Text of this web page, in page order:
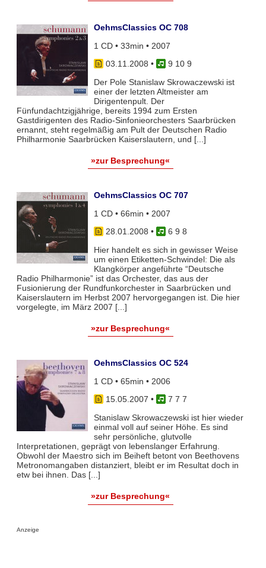
OehmsClassics OC 708
1 CD • 33min • 2007
03.11.2008 •
9 10 9
Der Pole Stanislaw Skrowaczewski ist
einer der letzten Altmeister am
Dirigentenpult. Der
Fünfundachtzigjährige, bereits 1994 zum Ersten
Gastdirigenten des Radio-Sinfonieorchesters Saarbrücken
ernannt, steht regelmäßig am Pult der Deutschen Radio
Philharmonie Saarbrücken Kaiserslautern, und [...]
»zur Besprechung«
OehmsClassics OC 707
1 CD • 66min • 2007
28.01.2008 •
6 9 8
Hier handelt es sich in gewisser Weise
um einen Etiketten-Schwindel: Die als
Klangkörper angeführte “Deutsche
Radio Philharmonie” ist das Orchester, das aus der
Fusionierung der Rundfunkorchester in Saarbrücken und
Kaiserslautern im Herbst 2007 hervorgegangen ist. Die hier
vorgelegte, im März 2007 [...]
»zur Besprechung«
OehmsClassics OC 524
1 CD • 65min • 2006
15.05.2007 •
7 7 7
Stanislaw Skrowaczewski ist hier wieder
einmal voll auf seiner Höhe. Es sind
sehr persönliche, glutvolle
Interpretationen, geprägt von lebenslanger Erfahrung.
Obwohl der Maestro sich im Beiheft betont von Beethovens
Metronomangaben distanziert, bleibt er im Resultat doch in
etw bei ihnen. Das [...]
»zur Besprechung«
Anzeige